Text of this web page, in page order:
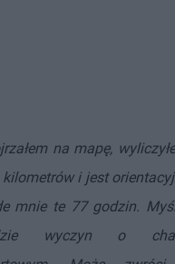
na mapę,
i jest
mnie te 77 godzin.
wyczyn o